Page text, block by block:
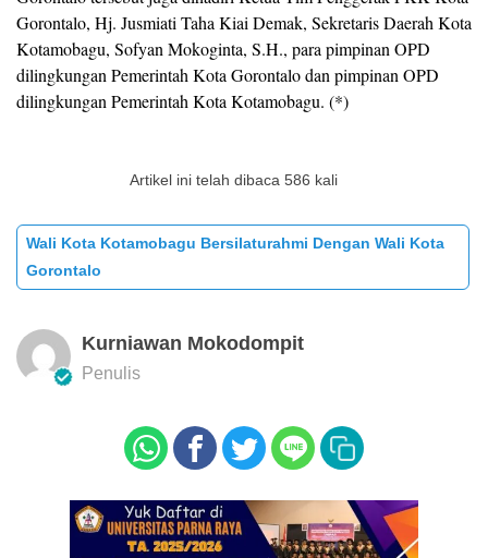
Gorontalo, Hj. Jusmiati Taha Kiai Demak, Sekretaris Daerah Kota
Kotamobagu, Sofyan Mokoginta, S.H., para pimpinan OPD
dilingkungan Pemerintah Kota Gorontalo dan pimpinan OPD
dilingkungan Pemerintah Kota Kotamobagu. (*)
Artikel ini telah dibaca 586 kali
Wali Kota Kotamobagu Bersilaturahmi Dengan Wali Kota
Gorontalo
Kurniawan Mokodompit
Penulis